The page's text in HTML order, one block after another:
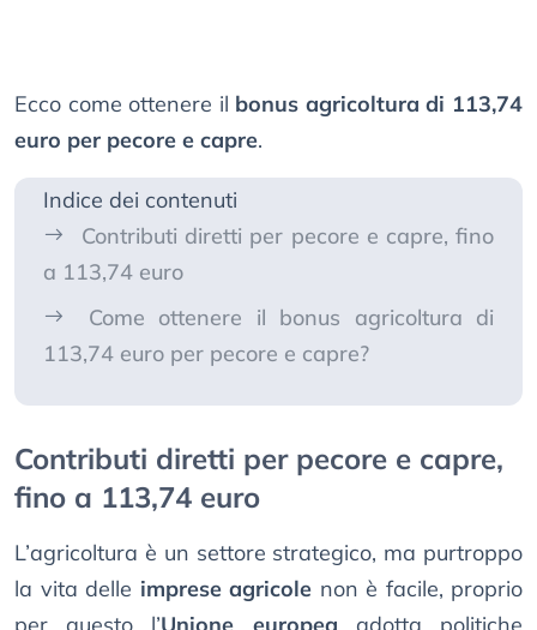
Ecco come ottenere il bonus agricoltura di 113,74
euro per pecore e capre.
Indice dei contenuti
Contributi diretti per pecore e capre, fino
a 113,74 euro
Come ottenere il bonus agricoltura di
113,74 euro per pecore e capre?
Contributi diretti per pecore e capre,
fino a 113,74 euro
L’agricoltura è un settore strategico, ma purtroppo
la vita delle imprese agricole non è facile, proprio